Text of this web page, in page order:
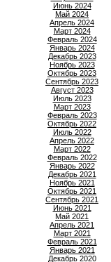
Июнь 2024
Май 2024
Апрель 2024
Март 2024
Февраль 2024
Январь 2024
Декабрь 2023
Ноябрь 2023
Октябрь 2023
Сентябрь 2023
Август 2023
Июль 2023
Март 2023
Февраль 2023
Октябрь 2022
Июль 2022
Апрель 2022
Март 2022
Февраль 2022
Январь 2022
Декабрь 2021
Ноябрь 2021
Октябрь 2021
Сентябрь 2021
Июнь 2021
Май 2021
Апрель 2021
Март 2021
Февраль 2021
Январь 2021
Декабрь 2020